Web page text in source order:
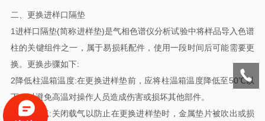
二、更换进样口隔垫
1进样口隔垫(简称进样垫)是气相色谱仪分析试验中将样品导入色谱
柱的关键组件之一，属于易损耗配件，使用一段时间后可能需要更
换。更换步骤如下:
2降低柱温箱温度:在更换进样垫前，应将柱温箱温度降低至50℃以
下，以避免高温对操作人员造成伤害或损坏其他部件。
3关闭载气:关闭载气以防止在更换进样垫时，金属垫片被吹出或损